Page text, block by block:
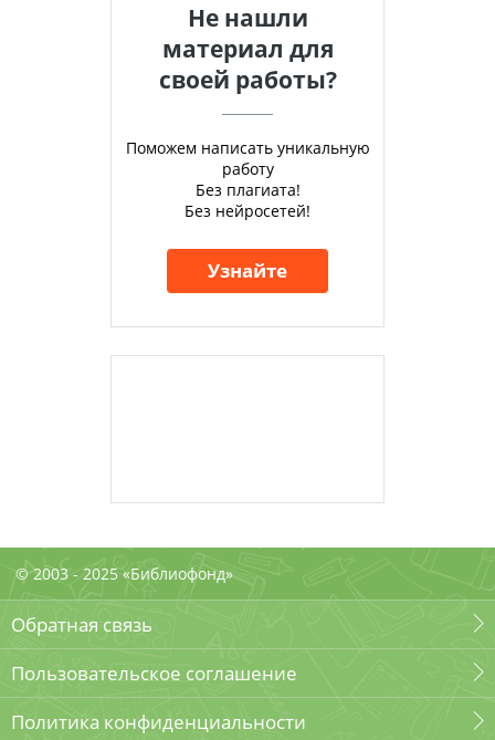
Не нашли
материал для
своей работы?
Поможем написать уникальную
работу
Без плагиата!
Без нейросетей!
Узнайте
© 2003 - 2025 «Библиофонд»
Обратная связь
Пользовательское соглашение
Политика конфиденциальности